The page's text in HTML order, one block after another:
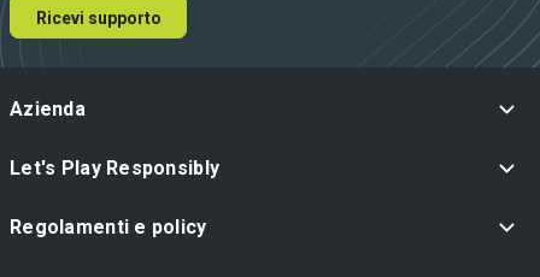
Ricevi supporto
Azienda
Let's Play Responsibly
Regolamenti e policy